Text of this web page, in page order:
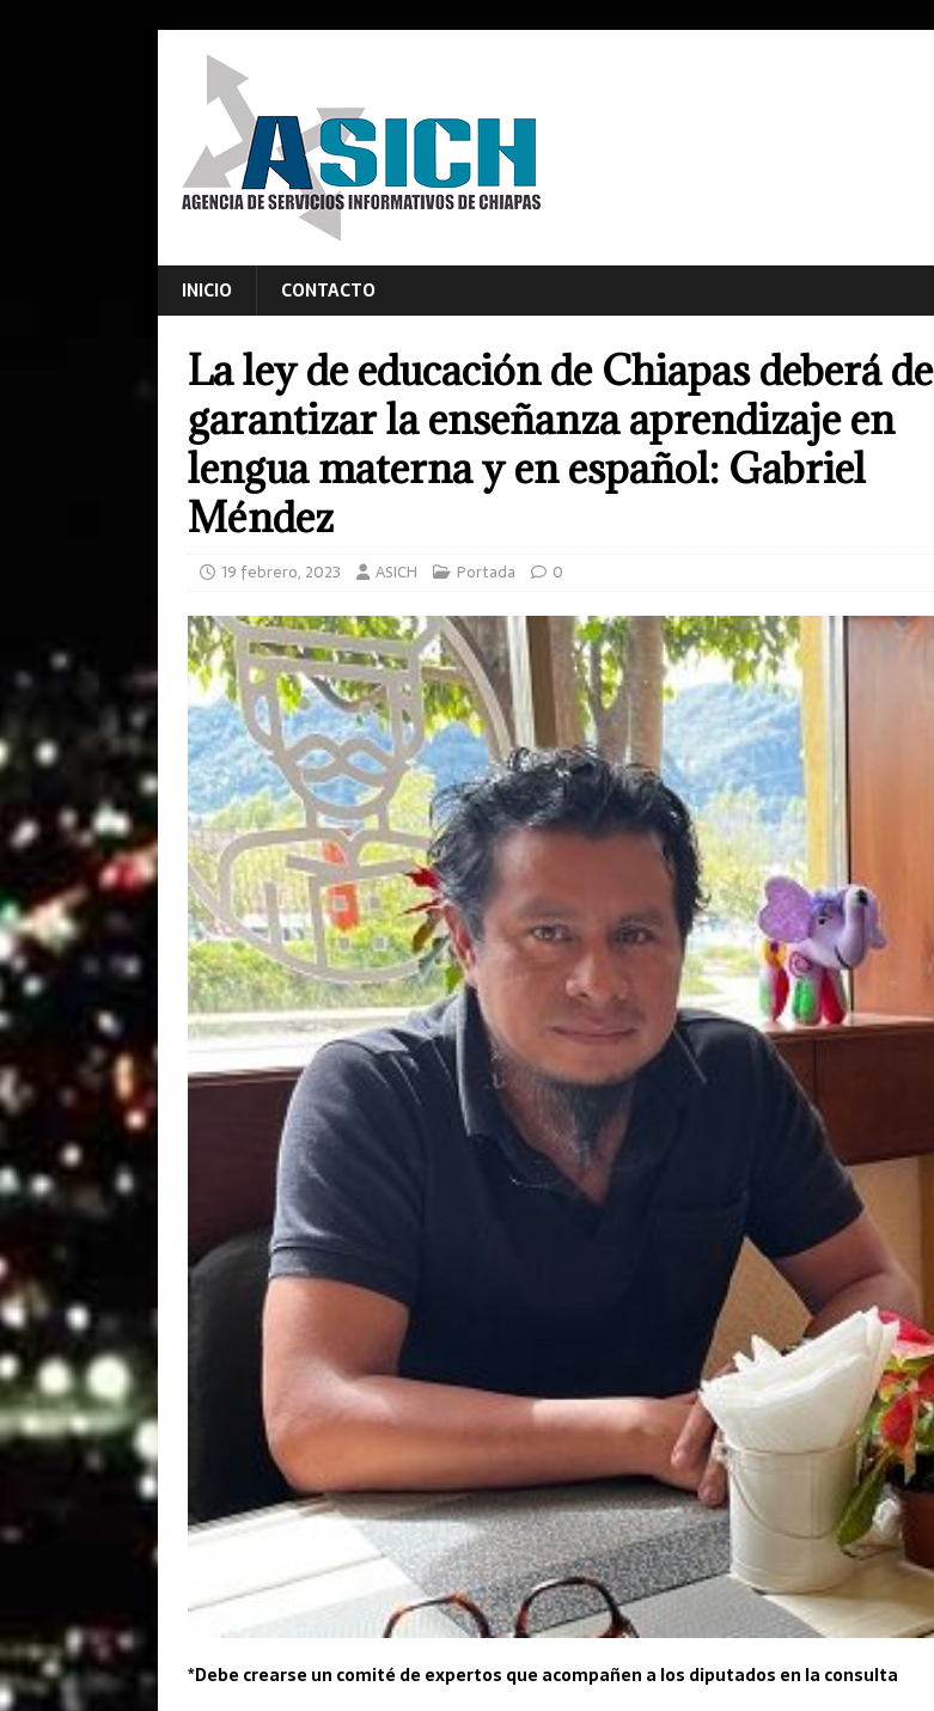
INICIO CONTACTO
La ley de educación de Chiapas deberá de
garantizar la enseñanza aprendizaje en
lengua materna y en español: Gabriel
Méndez
19 febrero, 2023 ASICH Portada 0
*Debe crearse un comité de expertos que acompañen a los diputados en la consulta